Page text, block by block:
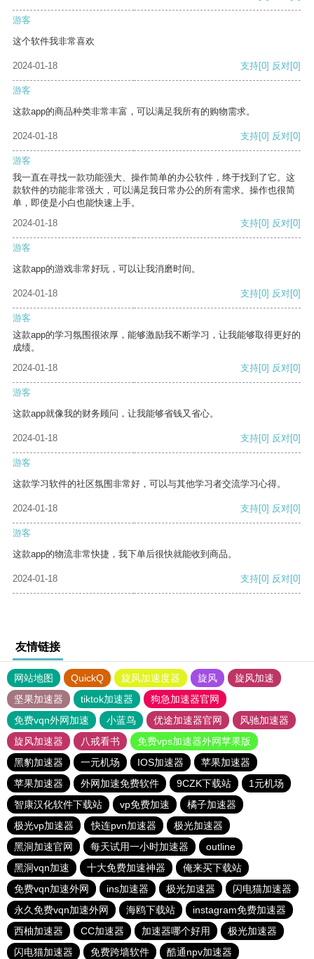
游客
这个软件我非常喜欢
2024-01-18 支持[0] 反对[0]
游客
这款app的商品种类非常丰富，可以满足我所有的购物需求。
2024-01-18 支持[0] 反对[0]
游客
我一直在寻找一款功能强大、操作简单的办公软件，终于找到了它。这
款软件的功能非常强大，可以满足我日常办公的所有需求。操作也很简
单，即使是小白也能快速上手。
2024-01-18
支持[0] 反对[0]
游客
这款app的游戏非常好玩，可以让我消磨时间。
2024-01-18 支持[0] 反对[0]
游客
这款app的学习氛围很浓厚，能够激励我不断学习，让我能够取得更好的
成绩。
2024-01-18
支持[0] 反对[0]
游客
这款app就像我的财务顾问，让我能够省钱又省心。
2024-01-18 支持[0] 反对[0]
游客
这款学习软件的社区氛围非常好，可以与其他学习者交流学习心得。
2024-01-18 支持[0] 反对[0]
游客
这款app的物流非常快捷，我下单后很快就能收到商品。
2024-01-18 支持[0] 反对[0]
友情链接
网站地图 QuickQ 旋风加速度器 旋风
旋风加速
坚果加速器
tiktok加速器
狗急加速器官网
免费vqn外网加速
小蓝鸟 优途加速器官网
风驰加速器
旋风加速器
八戒看书
免费vps加速器外网苹果版
黑豹加速器
一元机场 IOS加速器
苹果加速器
苹果加速器
外网加速免费软件 9CZK下载站
1元机场
智康汉化软件下载站
vp免费加速
橘子加速器
极光vp加速器
快连pvn加速器
极光加速器
黑洞加速官网
每天试用一小时加速器
outline
黑洞vqn加速
十大免费加速神器
俺来买下载站
免费vqn加速外网
ins加速器 极光加速器
闪电猫加速器
永久免费vqn加速外网
海鸥下载站
instagram免费加速器
西柚加速器
CC加速器 加速器哪个好用
极光加速器
闪电猫加速器
免费跨墙软件 酷通npv加速器